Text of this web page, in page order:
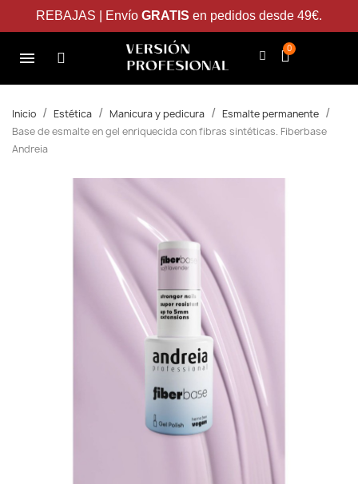
REBAJAS | Envío GRATIS en pedidos desde 49€.
Inicio Estética Manicura y pedicura
Esmalte permanente
Base de esmalte en gel enriquecida con fibras sintéticas. Fiberbase
Andreia